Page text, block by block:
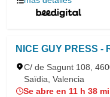
NICE GUY PRESS
C/ de Sagunt 108,
Saïdia, Valencia
Se abre en 11 h 38